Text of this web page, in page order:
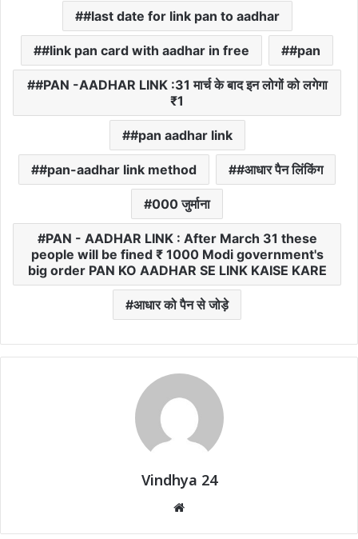
#last date for link pan to aadhar
#link pan card with aadhar in free #pan
#PAN -AADHAR LINK :31 मार्च के बाद इन लोगों को लगेगा
₹1
#pan aadhar link
#pan-aadhar link method #आधार पैन लिंकिंग
000 जुर्माना
PAN - AADHAR LINK : After March 31 these
people will be fined ₹ 1000 Modi government's
big order PAN KO AADHAR SE LINK KAISE KARE
आधार को पैन से जोड़े
Vindhya 24